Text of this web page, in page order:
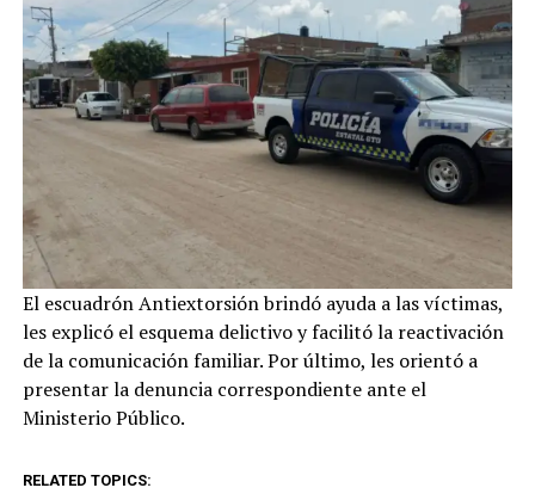
El escuadrón Antiextorsión brindó ayuda a las víctimas,
les explicó el esquema delictivo y facilitó la reactivación
de la comunicación familiar. Por último, les orientó a
presentar la denuncia correspondiente ante el
Ministerio Público.
RELATED TOPICS: